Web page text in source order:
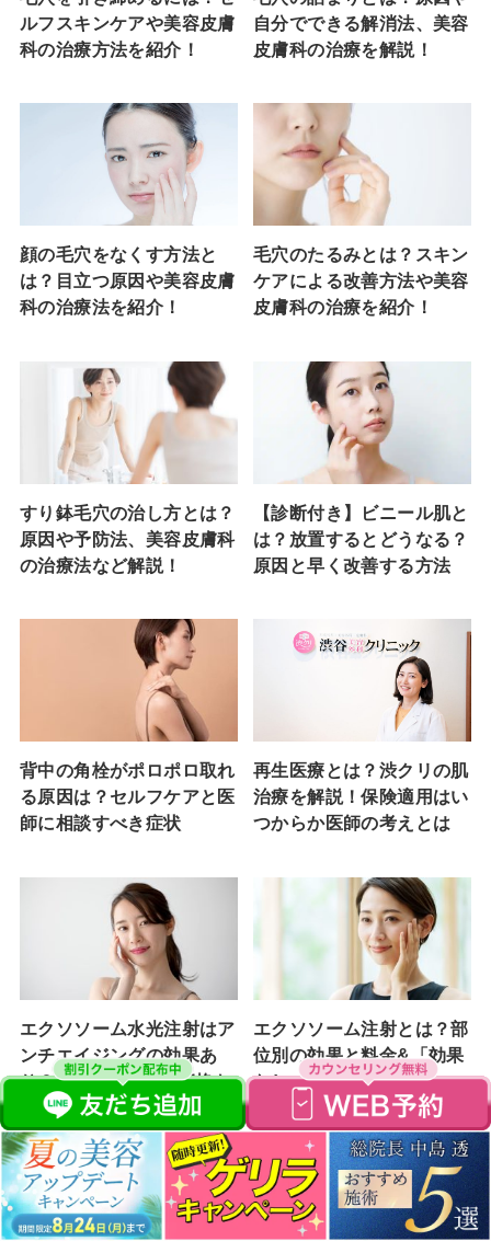
ルフスキンケアや美容皮膚
科の治療方法を紹介！
自分でできる解消法、美容
皮膚科の治療を解説！
顔の毛穴をなくす方法と
は？目立つ原因や美容皮膚
科の治療法を紹介！
毛穴のたるみとは？スキン
ケアによる改善方法や美容
皮膚科の治療を紹介！
すり鉢毛穴の治し方とは？
原因や予防法、美容皮膚科
の治療法など解説！
【診断付き】ビニール肌と
は？放置するとどうなる？
原因と早く改善する方法
背中の角栓がポロポロ取れ
る原因は？セルフケアと医
師に相談すべき症状
再生医療とは？渋クリの肌
治療を解説！保険適用はい
つからか医師の考えとは
エクソソーム水光注射はア
ンチエイジングの効果あ
り？ダウンタイム&価格を
解説
エクソソーム注射とは？部
位別の効果と料金&「効果
なし」と言われる理由